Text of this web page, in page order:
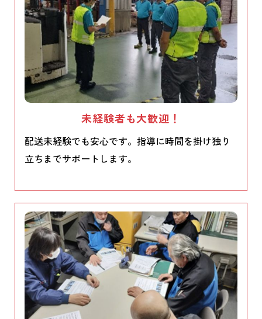
未経験者も大歓迎！
配送未経験でも安心です。指導に時間を掛け独り
立ちまでサポートします。